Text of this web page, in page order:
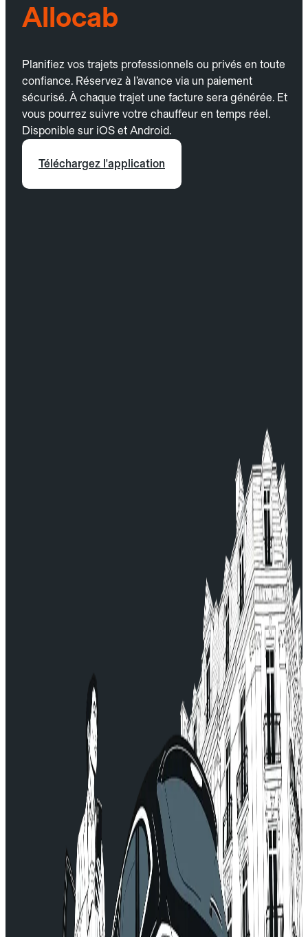
Allocab
Planifiez vos trajets professionnels ou privés en toute
confiance. Réservez à l’avance via un paiement
sécurisé. À chaque trajet une facture sera générée. Et
vous pourrez suivre votre chauffeur en temps réel.
Disponible sur iOS et Android.
Téléchargez l'application